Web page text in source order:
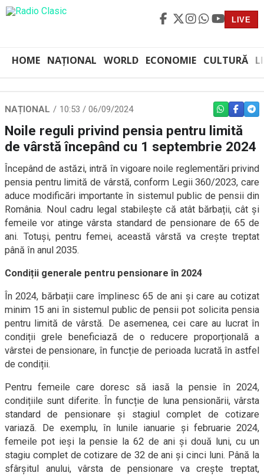
LIVE
HOME NAȚIONAL WORLD ECONOMIE CULTURĂ
NAȚIONAL 10:53 / 06/09/2024 WHATSAPP
Noile reguli privind pensia pentru limită
de vârstă începând cu 1 septembrie 2024
Începând de astăzi, intră în vigoare noile reglementări privind
pensia pentru limită de vârstă, conform Legii 360/2023, care
aduce modificări importante în sistemul public de pensii din
România. Noul cadru legal stabilește că atât bărbații, cât și
femeile vor atinge vârsta standard de pensionare de 65 de
ani. Totuși, pentru femei, această vârstă va crește treptat
până în anul 2035.
Condiții generale pentru pensionare în 2024
În 2024, bărbații care împlinesc 65 de ani și care au cotizat
minim 15 ani în sistemul public de pensii pot solicita pensia
pentru limită de vârstă. De asemenea, cei care au lucrat în
condiții grele beneficiază de o reducere proporțională a
vârstei de pensionare, în funcție de perioada lucrată în astfel
de condiții.
Pentru femeile care doresc să iasă la pensie în 2024,
condițiile sunt diferite. În funcție de luna pensionării, vârsta
standard de pensionare și stagiul complet de cotizare
variază. De exemplu, în lunile ianuarie și februarie 2024,
femeile pot ieși la pensie la 62 de ani și două luni, cu un
stagiu complet de cotizare de 32 de ani și cinci luni. Până la
sfârșitul anului, vârsta de pensionare va crește treptat,